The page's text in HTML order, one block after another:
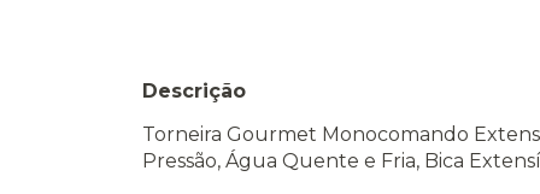
Descrição
Torneira Gourmet Monocomando
Pressão, Água Quente e Fria, Bica